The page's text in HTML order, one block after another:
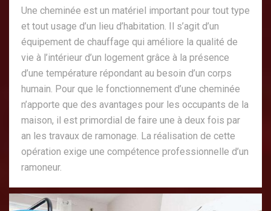
Une cheminée est un matériel important pour tout type
et tout usage d’un lieu d’habitation. Il s’agit d’un
équipement de chauffage qui améliore la qualité de
vie à l’intérieur d’un logement grâce à la présence
d’une température répondant au besoin d’un corps
humain. Pour que le fonctionnement d’une cheminée
n’apporte que des avantages pour les occupants de la
maison, il est primordial de faire une à deux fois par
an les travaux de ramonage. La réalisation de cette
opération exige une compétence professionnelle d’un
ramoneur.